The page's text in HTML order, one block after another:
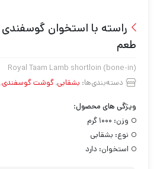
طعم
Royal Taam Lamb shortloin (bone-in)
دسته‌بندی‌ها: بشقابی,گوشت گوسفندی,
ویژگی های محصول:
وزن: ۱۰۰۰ گرم
نوع: بشقابی
استخوان: دارد